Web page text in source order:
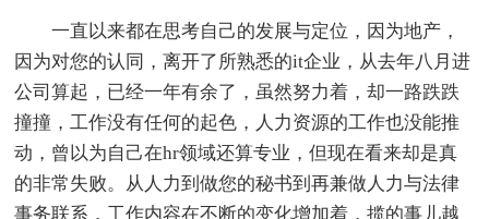
一直以来都在思考自己的发展与定位，因为地产，
因为对您的认同，离开了所熟悉的it企业，从去年八月进
公司算起，已经一年有余了，虽然努力着，却一路跌跌
撞撞，工作没有任何的起色，人力资源的工作也没能推
动，曾以为自己在hr领域还算专业，但现在看来却是真
的非常失败。从人力到做您的秘书到再兼做人力与法律
事务联系，工作内容在不断的变化增加着，揽的事儿越